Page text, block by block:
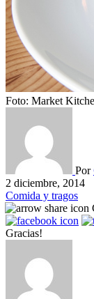
Foto: Market
Por
2 diciembre, 2014
Comida y tragos
Gracias!